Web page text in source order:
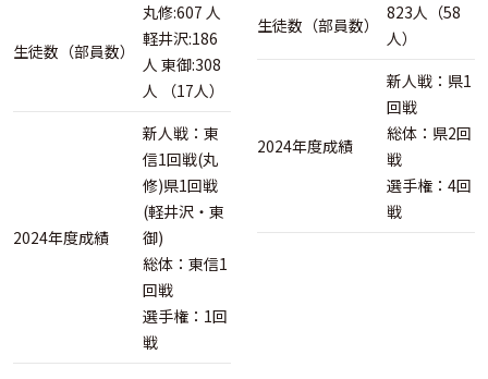
生徒数（部員数）
丸修:607 人
軽井沢:186
人 東御:308
人 （17人）
2024年度成績
新人戦：東
信1回戦(丸
修)県1回戦
(軽井沢・東
御)
総体：東信1
回戦
選手権：1回
戦
生徒数（部員数）
823人（58
人）
2024年度成績
新人戦：県1
回戦
総体：県2回
戦
選手権：4回
戦